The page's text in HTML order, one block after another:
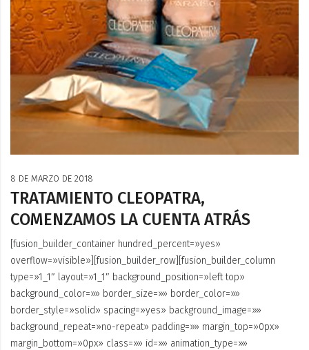
8 DE MARZO DE 2018
TRATAMIENTO CLEOPATRA,
COMENZAMOS LA CUENTA ATRÁS
[fusion_builder_container hundred_percent=»yes»
overflow=»visible»][fusion_builder_row][fusion_builder_column
type=»1_1″ layout=»1_1″ background_position=»left top»
background_color=»» border_size=»» border_color=»»
border_style=»solid» spacing=»yes» background_image=»»
background_repeat=»no-repeat» padding=»» margin_top=»0px»
margin_bottom=»0px» class=»» id=»» animation_type=»»